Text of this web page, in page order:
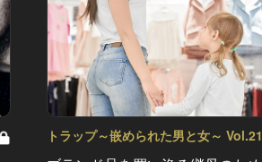
トラップ～嵌められた男と女～ Vol.21